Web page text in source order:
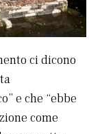
ci dicono
e che “ebbe
come